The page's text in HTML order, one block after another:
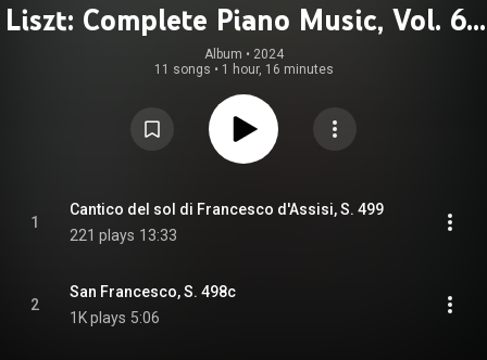
Liszt: Complete Piano Music, Vol. 62
– Transcriptions of Religious Works
Album • 2024
11 songs • 1 hour, 16 minutes
1
Cantico del sol di Francesco d'Assisi, S. 499
221 plays 13:33
2
San Francesco, S. 498c
1K plays 5:06